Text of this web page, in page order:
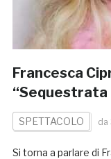
Francesca
“Sequestrata
SPETTACOLO da
Si torna a parlare di